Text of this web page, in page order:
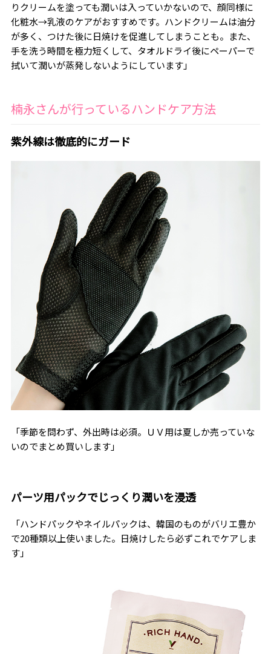
りクリームを塗っても潤いは入っていかないので、顔同様に
化粧水→乳液のケアがおすすめです。ハンドクリームは油分
が多く、つけた後に日焼けを促進してしまうことも。また、
手を洗う時間を極力短くして、タオルドライ後にペーパーで
拭いて潤いが蒸発しないようにしています」
楠永さんが行っているハンドケア方法
紫外線は徹底的にガード
「季節を問わず、外出時は必須。ＵＶ用は夏しか売っていな
いのでまとめ買いします」
パーツ用パックでじっくり潤いを浸透
「ハンドパックやネイルパックは、韓国のものがバリエ豊か
で20種類以上使いました。日焼けしたら必ずこれでケアしま
す」